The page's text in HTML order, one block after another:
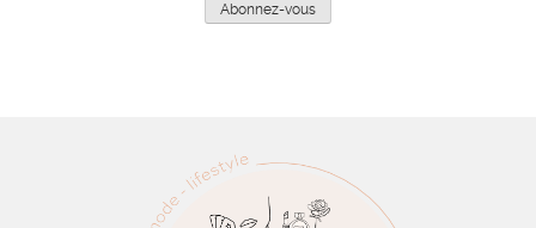
Abonnez-vous